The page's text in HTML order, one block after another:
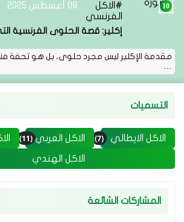
الاكل
الفرنسي
09 أغسطس 2025
إكلير: قصة الحلوى الفرنسية
مقدمة الإكلير ليس مجرد حلوى، بل هو تحفة
…
التسميات
الاكل الايطالي (7) الاكل العربي (11)
الاكل الهندي
المشاركات الشائعة